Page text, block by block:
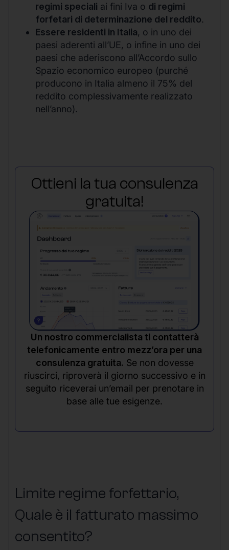
regimi speciali ai fini Iva o di regimi
forfetari di determinazione del reddito.
Essere residenti in Italia, o in uno dei
paesi aderenti all’UE, o infine in uno dei
paesi che aderiscono all’Accordo sullo
Spazio economico europeo (purché
producono in Italia almeno il 75% del
reddito complessivamente realizzato
nell’anno).
Ottieni la tua consulenza
gratuita!
Un nostro commercialista ti contatterà
telefonicamente entro mezz’ora per una
consulenza gratuita. Se non dovesse
riuscirci, riproverà il giorno successivo e in
seguito riceverai un’email per prenotare in
base alle tue esigenze.
Limite regime forfettario,
Quale è il fatturato massimo
consentito?